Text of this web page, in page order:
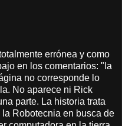
errónea y como
en los comentarios: " la
no corresponde lo
No aparece ni Rick
parte. La historia trata
Robotecnia en busca de